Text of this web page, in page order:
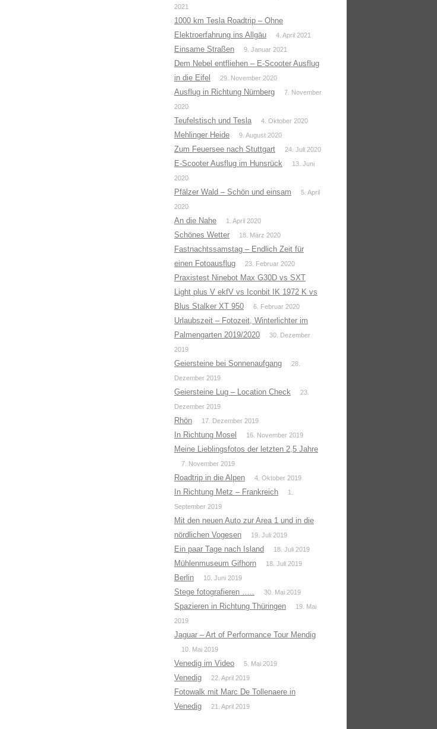
2021
1000 km Tesla Roadtrip – Ohne
Elektroerfahrung ins Allgäu
4. April 2021
Einsame Straßen 9. Januar 2021
Dem Nebel entfliehen – E-Scooter Ausflug
in die Eifel
29. November 2020
Ausflug in Richtung Nürnberg
7. November
2020
Teufelstisch und Tesla 4. Oktober 2020
Mehlinger Heide 9. August 2020
Zum Feuersee nach Stuttgart 24. Juli 2020
E-Scooter Ausflug im Hunsrück
13. Juni
2020
Pfälzer Wald – Schön und einsam
5. April
2020
An die Nahe 1. April 2020
Schönes Wetter 18. März 2020
Fastnachtssamstag – Endlich Zeit für
einen Fotoausflug
23. Februar 2020
Praxistest Ninebot Max G30D vs SXT
Light plus V ekfV vs Iconbit IK 1972 K vs
Blus Stalker XT 950
6. Februar 2020
Urlaubszeit – Fotozeit, Winterlichter im
Palmengarten 2019/2020
30. Dezember
2019
Geiersteine bei Sonnenaufgang
28.
Dezember 2019
Geiersteine Lug – Location Check
23.
Dezember 2019
Rhön 17. Dezember 2019
In Richtung Mosel 16. November 2019
Meine Lieblingsfotos der letzten 2,5 Jahre
7. November 2019
Roadtrip in die Alpen 4. Oktober 2019
In Richtung Metz – Frankreich
1.
September 2019
Mit den neuen Auto zur Area 1 und in die
nördlichen Vogesen
19. Juli 2019
Ein paar Tage nach Island 18. Juli 2019
Mühlenmuseum Gifhorn 18. Juli 2019
Berlin 10. Juni 2019
Stege fotografieren ….. 30. Mai 2019
Spazieren in Richtung Thüringen
19. Mai
2019
Jaguar – Art of Performance Tour Mendig
10. Mai 2019
Venedig im Video 5. Mai 2019
Venedig 22. April 2019
Fotowalk mit Marc De Tollenaere in
Venedig
21. April 2019